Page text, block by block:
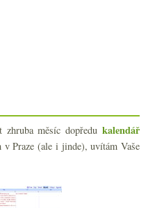
Tempier
od Albet i Noya
Volxem
podzimu
zhruba měsíc dopředukalendář
Praze (ale i jinde), uvítám Vaše